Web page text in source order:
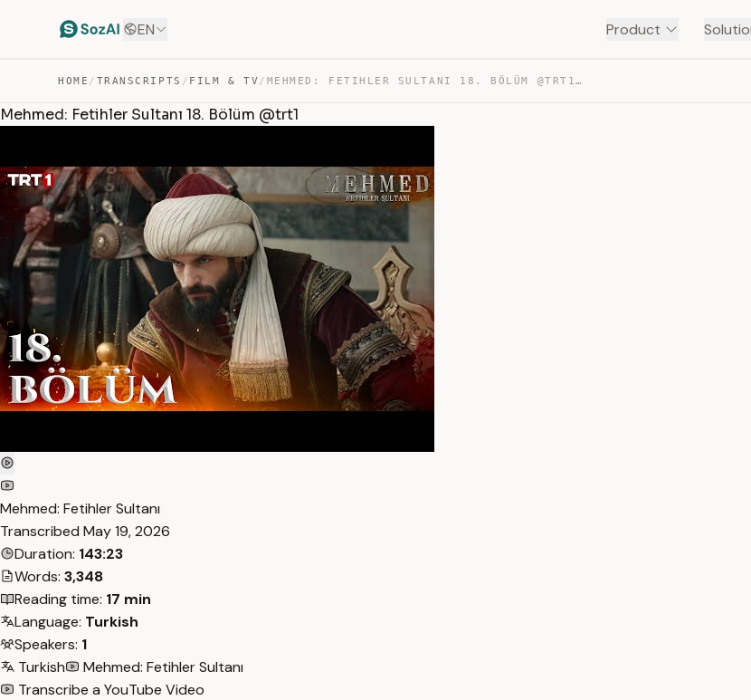
EN Product
HOME / TRANSCRIPTS / FILM & TV / MEHMED: FETIHLER SULTANI 18. BÖLÜM @TRT1 — TRANSCRIPT
Mehmed: Fetihler Sultanı 18. Bölüm @trt1
Mehmed: Fetihler Sultanı
Transcribed May 19, 2026
Duration: 143:23
Words: 3,348
Reading time: 17 min
Language: Turkish
Speakers: 1
Turkish
Mehmed: Fetihler Sultanı
Transcribe a YouTube Video